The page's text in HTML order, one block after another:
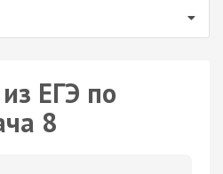
ЕГЭ по
8